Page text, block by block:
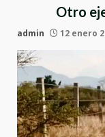
Otro
admin 12 enero